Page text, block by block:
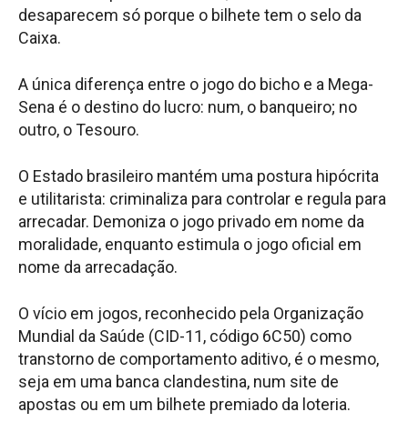
desaparecem só porque o bilhete tem o selo da
Caixa.
A única diferença entre o jogo do bicho e a Mega-
Sena é o destino do lucro: num, o banqueiro; no
outro, o Tesouro.
O Estado brasileiro mantém uma postura hipócrita
e utilitarista: criminaliza para controlar e regula para
arrecadar. Demoniza o jogo privado em nome da
moralidade, enquanto estimula o jogo oficial em
nome da arrecadação.
O vício em jogos, reconhecido pela Organização
Mundial da Saúde (CID-11, código 6C50) como
transtorno de comportamento aditivo, é o mesmo,
seja em uma banca clandestina, num site de
apostas ou em um bilhete premiado da loteria.